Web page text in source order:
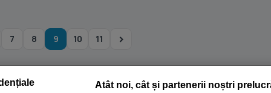
7 8 9 10 11
Atât noi, cât și partenerii noștri